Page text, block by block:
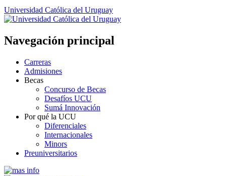
Universidad Católica del Uruguay
Navegación principal
Carreras
Admisiones
Becas
Concurso de Becas
Desafíos UCU
Sumá Innovación
Por qué la UCU
Diferenciales
Internacionales
Minors
Preuniversitarios